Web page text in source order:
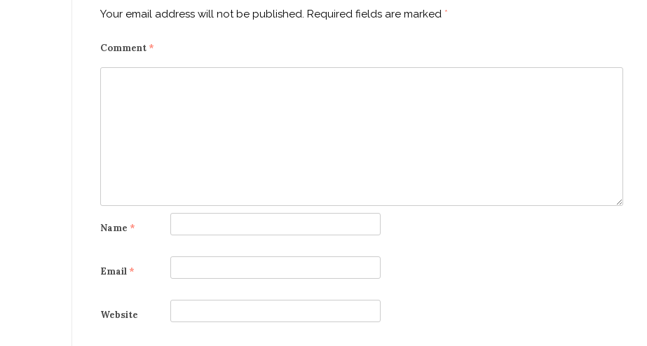
Your email address will not be published. Required fields are marked *
Comment *
Name *
Email *
Website